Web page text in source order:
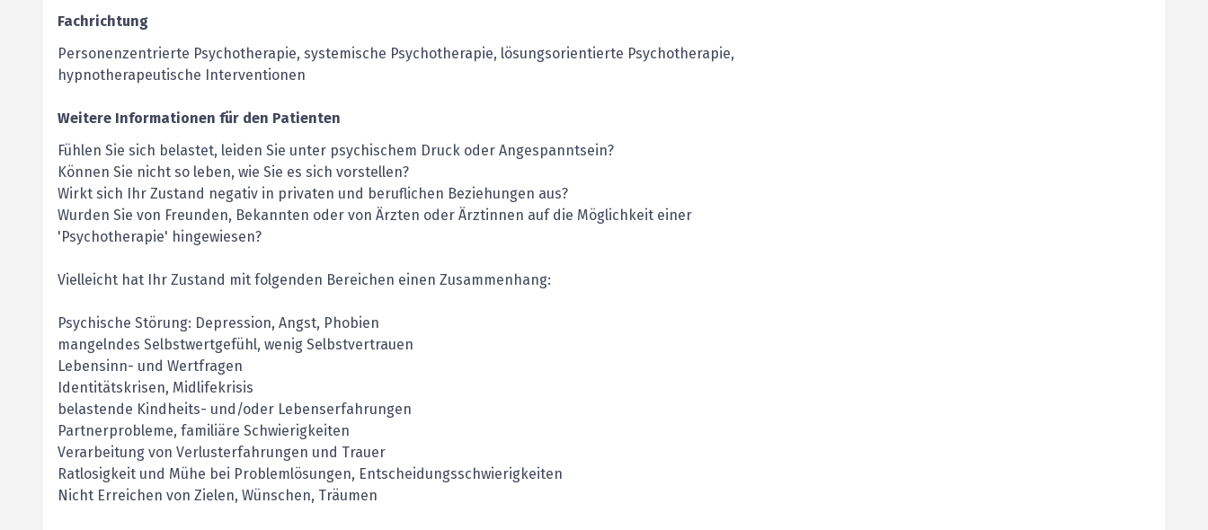
Fachrichtung
Personenzentrierte Psychotherapie, systemische Psychotherapie, lösungsorientierte Psychotherapie,
hypnotherapeutische Interventionen
Weitere Informationen für den Patienten
Fühlen Sie sich belastet, leiden Sie unter psychischem Druck oder Angespanntsein?
Können Sie nicht so leben, wie Sie es sich vorstellen?
Wirkt sich Ihr Zustand negativ in privaten und beruflichen Beziehungen aus?
Wurden Sie von Freunden, Bekannten oder von Ärzten oder Ärztinnen auf die Möglichkeit einer
'Psychotherapie' hingewiesen?
Vielleicht hat Ihr Zustand mit folgenden Bereichen einen Zusammenhang:
Psychische Störung: Depression, Angst, Phobien
mangelndes Selbstwertgefühl, wenig Selbstvertrauen
Lebensinn- und Wertfragen
Identitätskrisen, Midlifekrisis
belastende Kindheits- und/oder Lebenserfahrungen
Partnerprobleme, familiäre Schwierigkeiten
Verarbeitung von Verlusterfahrungen und Trauer
Ratlosigkeit und Mühe bei Problemlösungen, Entscheidungsschwierigkeiten
Nicht Erreichen von Zielen, Wünschen, Träumen